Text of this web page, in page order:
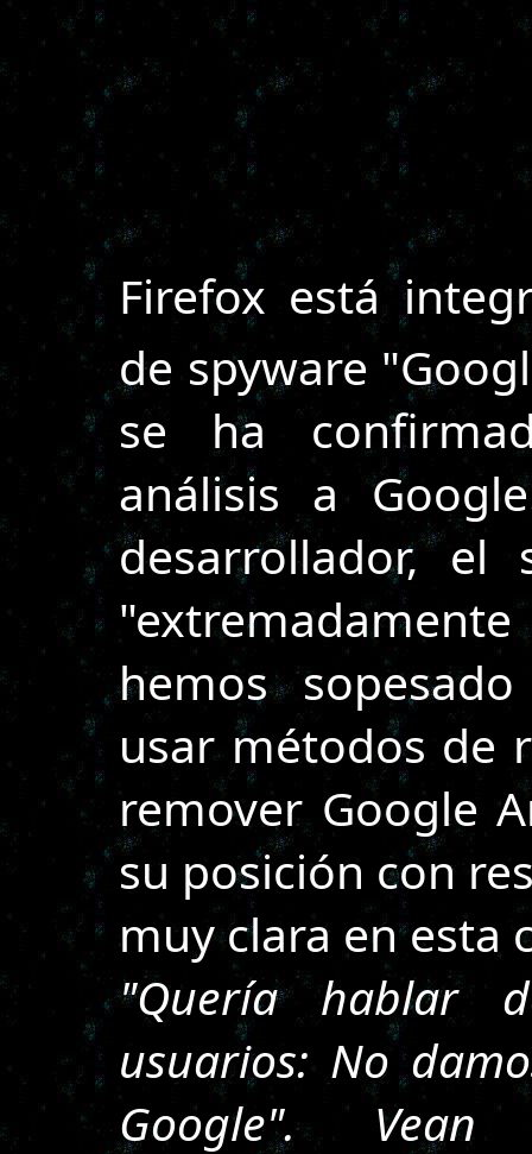
Firefox está
de spyware
se ha
análisis a
desarrollador, el
hemos
usar métodos de
remover Google
su posición con
muy clara en esta
"Quería hablar
usuarios: No
Google".